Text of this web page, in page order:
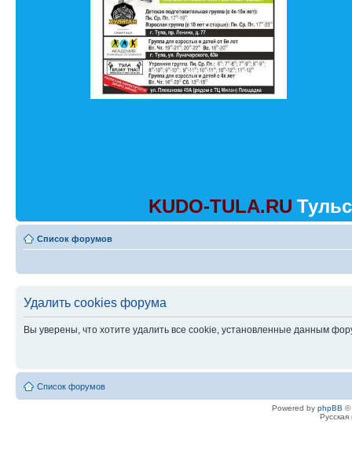
KUDO-TULA.RU
Список форумов
Удалить cookies форума
Вы уверены, что хотите удалить все cookie, установленные данным
Список форумов
Powered by phpBB ©